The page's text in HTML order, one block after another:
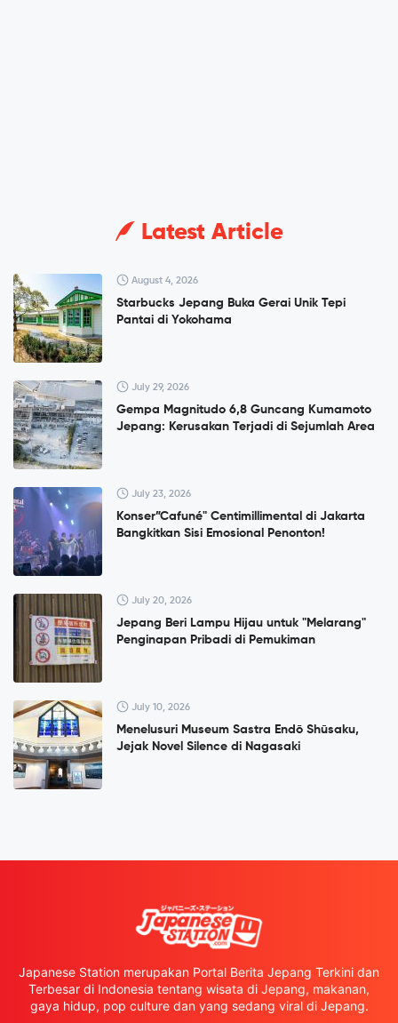
Latest Article
August 4, 2026
Starbucks Jepang Buka Gerai Unik Tepi
Pantai di Yokohama
July 29, 2026
Gempa Magnitudo 6,8 Guncang Kumamoto
Jepang: Kerusakan Terjadi di Sejumlah Area
July 23, 2026
Konser”Cafuné" Centimillimental di Jakarta
Bangkitkan Sisi Emosional Penonton!
July 20, 2026
Jepang Beri Lampu Hijau untuk "Melarang"
Penginapan Pribadi di Pemukiman
July 10, 2026
Menelusuri Museum Sastra Endō Shūsaku,
Jejak Novel Silence di Nagasaki
Japanese Station merupakan Portal Berita Jepang Terkini dan
Terbesar di Indonesia tentang wisata di Jepang, makanan,
gaya hidup, pop culture dan yang sedang viral di Jepang.